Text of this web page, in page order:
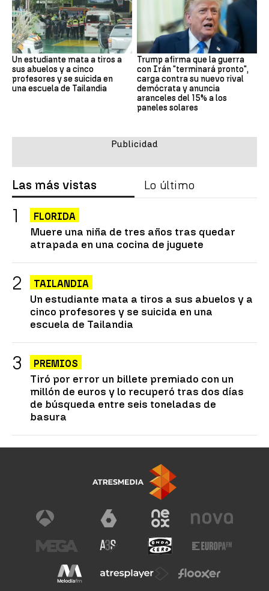
Un estudiante mata a tiros a
sus abuelos y a cinco
profesores y se suicida en
una escuela de Tailandia
Trump afirma que la guerra
con Irán "terminará pronto",
carga contra su nuevo rival
demócrata y anuncia
aranceles del 15% a los
paneles solares
Las más vistas Lo último
FLORIDA
Muere una niña de tres años tras quedar
atrapada en una cocina de juguete
TAILANDIA
Un estudiante mata a tiros a sus abuelos y a
cinco profesores y se suicida en una
escuela de Tailandia
PREMIOS
Tiró por error un billete premiado con un
millón de euros y lo recuperó tras dos días
de búsqueda entre seis toneladas de
basura